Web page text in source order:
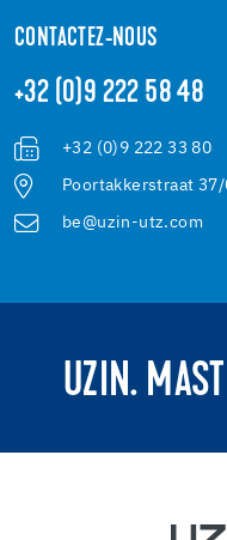
CONTACTEZ-NOUS
+32 (0)9 222 58 48
+32 (0)9 222 33 80
Poortakkerstraat
be@uzin-utz.com
UZIN.